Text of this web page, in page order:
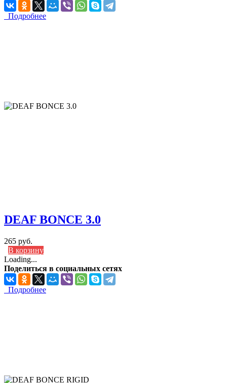
Подробнее
DEAF BONCE 3.0
265 руб.
В корзину
Loading...
Поделиться в социальных сетях
Подробнее